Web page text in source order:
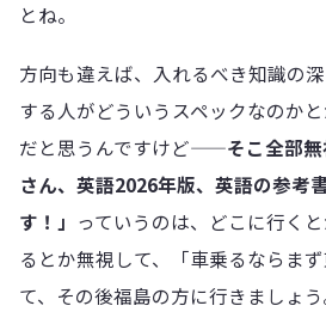
とね。
方向も違えば、入れるべき知識の
する人がどういうスペックなのか
だと思うんですけど——そこ全部
さん、英語2026年版、英語の参考
す！」 っていうのは、どこに行く
るとか無視して、「車乗るならま
て、その後福島の方に行きましょ